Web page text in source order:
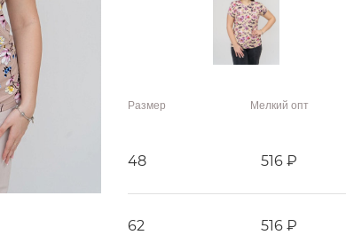
Размер Мелкий опт
48 516 ₽
62 516 ₽